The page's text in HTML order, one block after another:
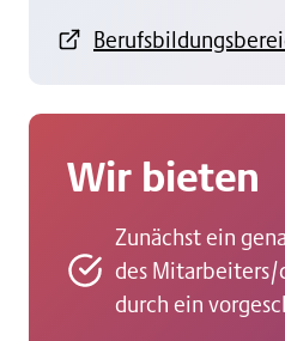
Wir bieten
Zunächst ein
des
durch ein